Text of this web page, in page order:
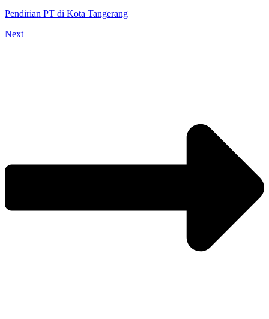
Pendirian PT di Kota Tangerang
Next